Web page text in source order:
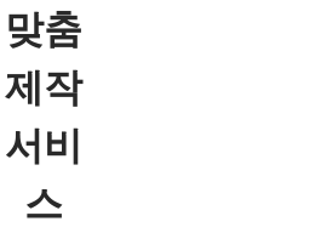
맞춤
제작
서비
스